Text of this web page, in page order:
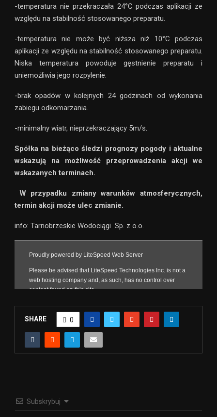
-temperatura nie przekraczała 24°C podczas aplikacji ze
względu na stabilność stosowanego preparatu.
-temperatura nie może być niższa niż 10°C podczas
aplikacji ze względu na stabilność stosowanego preparatu.
Niska temperatura powoduje gęstnienie preparatu i
uniemożliwia jego rozpylenie.
-brak opadów w kolejnych 24 godzinach od wykonania
zabiegu odkomarzania.
-minimalny wiatr, nieprzekraczający 5m/s.
Spółka na bieżąco śledzi prognozy pogody i aktualne
wskazują na możliwość przeprowadzenia akcji we
wskazanych terminach.
W przypadku zmiany warunków atmosferycznych,
termin akcji może ulec zmianie.
info: Tarnobrzeskie Wodociągi Sp. z o.o.
SHARE 0
Subskrybuj